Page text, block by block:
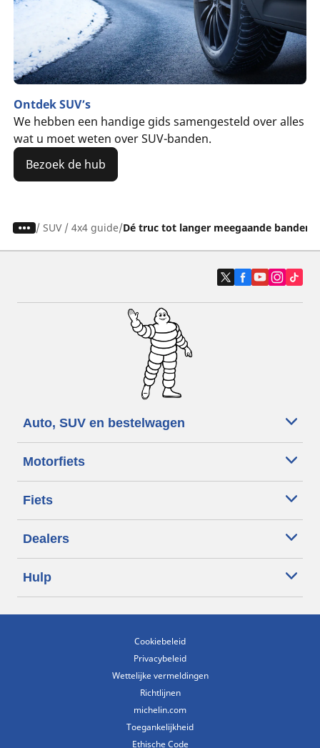
Ontdek SUV’s
We hebben een handige gids samengesteld over alles
wat u moet weten over SUV-banden.
Bezoek de hub
/ SUV / 4x4 guide Dé truc tot langer meegaande banden
Auto, SUV en bestelwagen
Motorfiets
Fiets
Dealers
Hulp
Cookiebeleid
Privacybeleid
Wettelijke vermeldingen
Richtlijnen
michelin.com
Toegankelijkheid
Ethische Code